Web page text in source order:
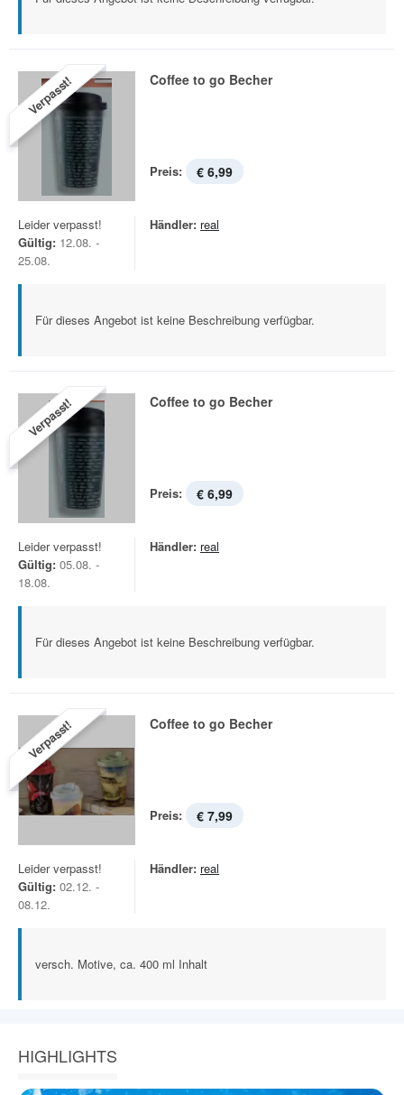
Verpasst! Coffee to go Becher
Preis: € 6,99
Leider verpasst!
Gültig: 12.08. -
25.08.
Händler: real
Für dieses Angebot ist keine Beschreibung verfügbar.
Verpasst! Coffee to go Becher
Preis: € 6,99
Leider verpasst!
Gültig: 05.08. -
18.08.
Händler: real
Für dieses Angebot ist keine Beschreibung verfügbar.
Verpasst! Coffee to go Becher
Preis: € 7,99
Leider verpasst!
Gültig: 02.12. -
08.12.
Händler: real
versch. Motive, ca. 400 ml Inhalt
HIGHLIGHTS